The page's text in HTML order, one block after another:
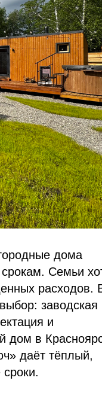
дома
Семьи
расходов.
заводская
и
дом в
даёт тёплый,